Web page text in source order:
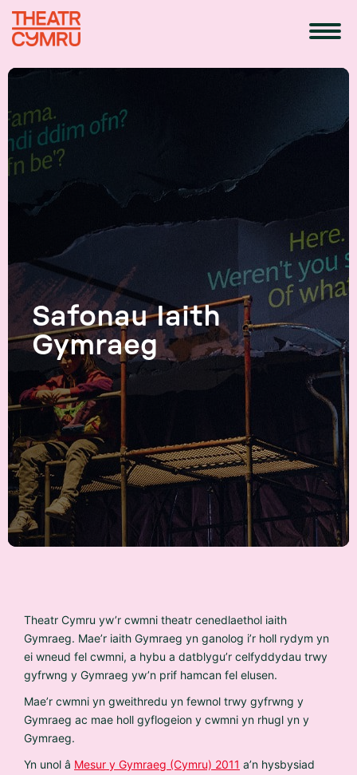
Safonau Iaith
Gymraeg
Theatr Cymru yw’r cwmni theatr cenedlaethol iaith
Gymraeg. Mae’r iaith Gymraeg yn ganolog i’r holl rydym yn
ei wneud fel cwmni, a hybu a datblygu’r celfyddydau trwy
gyfrwng y Gymraeg yw’n prif hamcan fel elusen.
Mae’r cwmni yn gweithredu yn fewnol trwy gyfrwng y
Gymraeg ac mae holl gyflogeion y cwmni yn rhugl yn y
Gymraeg.
Yn unol â Mesur y Gymraeg (Cymru) 2011 a’n hysbysiad